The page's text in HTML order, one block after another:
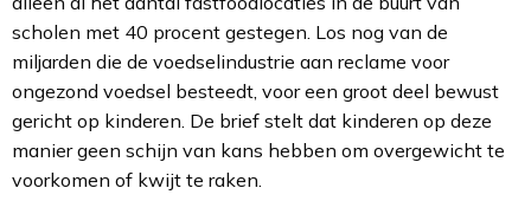
scholen met 40 procent gestegen. Los nog van de
miljarden die de voedselindustrie aan reclame voor
ongezond voedsel besteedt, voor een groot deel bewust
gericht op kinderen. De brief stelt dat kinderen op deze
manier geen schijn van kans hebben om overgewicht te
voorkomen of kwijt te raken.